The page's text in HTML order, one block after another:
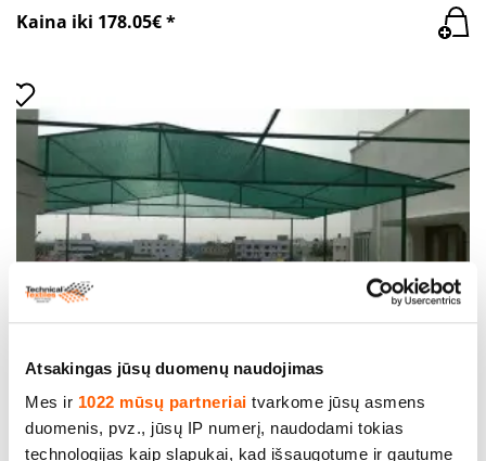
Atsakingas jūsų duomenų naudojimas
Mes ir 1022 mūsų partneriai tvarkome jūsų asmens
duomenis, pvz., jūsų IP numerį, naudodami tokias
technologijas kaip slapukai, kad išsaugotume ir gautume
Kaina iki 178.05€ *
Šešėlių tinklelis (80%), plotis 150cm, svoris
90g/m². Kaina nurodyta už ritinį 75m² , su PVM.